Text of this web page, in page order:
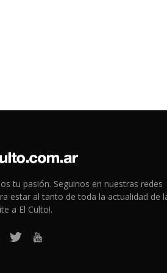
tu pasión. Seguinos en nuestras redes
estar al tanto de toda la actualidad de
a El Culto!.